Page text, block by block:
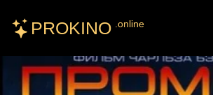
PROKINO .online